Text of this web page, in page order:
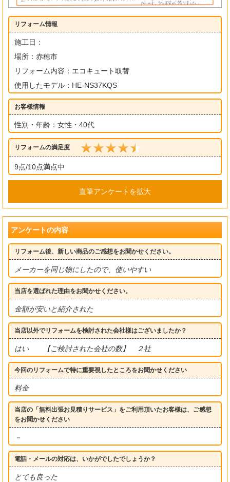
リフォーム情報
施工日：
場所：赤穂市
リフォーム内容：エコキュート取替
使用したモデル：HE-NS37KQS
お客様情報
性別・年齢：女性・40代
リフォームの満足度
9点/10点満点中
直筆アンケートを拡大
アンケートの内容
リフォーム後、新しい商品のご感想をお聞かせください。
メーカーを同じ物にしたので、使いやすい
当店を選ばれた理由をお聞かせください。
金額が安いと紹介された
当店以外でリフォームを検討された会社様はございましたか？
はい 【ご検討された会社の数】 ２社
今回のリフォームで特に重要視したところをお聞かせください
料金
当店の「無料出張お見積りサービス」をご利用頂いたお客様は、ご感想
をお聞かせください
－
電話・メールの対応は、いかがでしたでしょうか？
とても良った